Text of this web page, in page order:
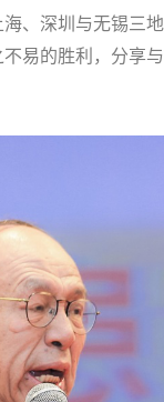
、深圳与无锡三
易的胜利，分享